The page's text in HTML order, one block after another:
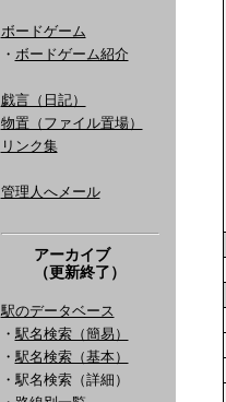
ボードゲーム
・ ボードゲーム紹介
戯言（日記）
物置（ファイル置場）
リンク集
管理人へメール
アーカイブ
（更新終了）
駅のデータベース
・ 駅名検索（簡易）
・ 駅名検索（基本）
・駅名検索（詳細）